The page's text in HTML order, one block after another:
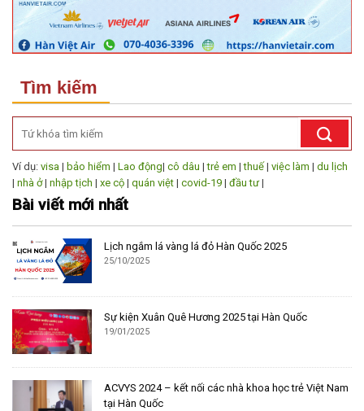
Tìm kiếm
Ví dụ: visa | bảo hiểm | Lao động| cô dâu |trẻ em |thuế | việc làm | du lịch
| nhà ở| nhập tịch | xe cộ | quán việt | covid-19 | đầu tư |
Bài viết mới nhất
Lịch ngắm lá vàng lá đỏ Hàn Quốc 2025
25/10/2025
Sự kiện Xuân Quê Hương 2025 tại Hàn Quốc
19/01/2025
ACVYS 2024 – kết nối các nhà khoa học trẻ Việt Nam
tại Hàn Quốc